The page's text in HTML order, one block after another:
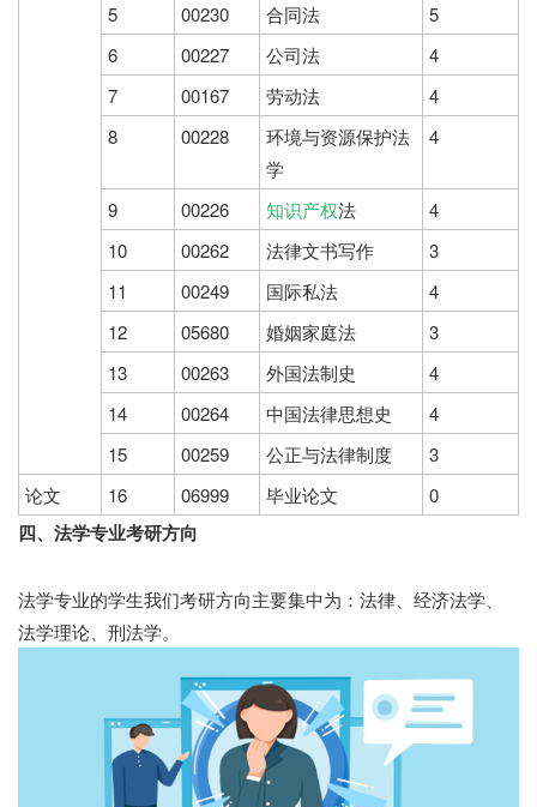
5
00230 合同法
5
6
00227 公司法
4
7
00167 劳动法
4
8
00228
环境与资源保护法
学
4
9 00226 知识产权法
4
10
00262 法律文书写作
3
11
00249 国际私法
4
12
05680 婚姻家庭法
3
13
00263 外国法制史
4
14
00264 中国法律思想史 4
15
00259 公正与法律制度
3
论文
16 06999 毕业论文 0
四、法学专业考研方向
法学专业的学生我们考研方向主要集中为：法律、经济法学、
法学理论、刑法学。